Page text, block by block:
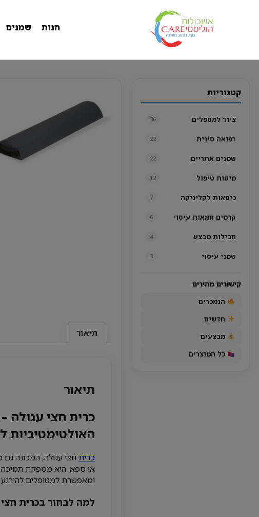
חנות שמנים
קטגוריות
ציוד למטפלים 36
רפואה סינית 22
שמנים אתריים 22
מיטות טיפול 12
כיסאות לקליניקה 7
קרמים חמאות עיסוי 6
חבילות מבצע 4
שמני עיסוי 3
קישורים מהירים
הנמכרים
חדשים
מבצעים
כל המוצרים
תיאור
תיאור
כרית חצי עגולה
האולטימטיביות
כרית חצי עגולה, המכונה גם
או ספא. היא מספקת תמיכה
ומאפשרת למטופלים להירגע
למה לבחור בכרית